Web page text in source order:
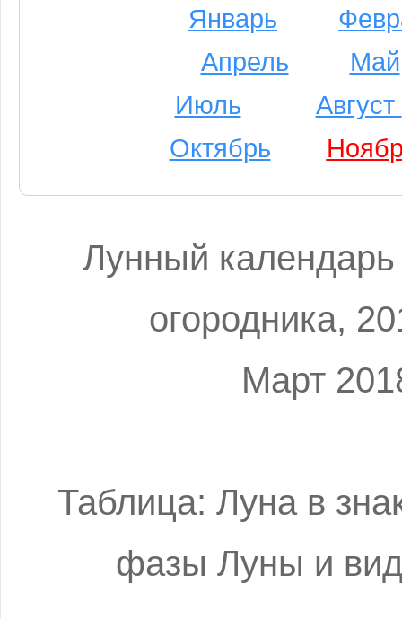
Январь
Апрель
Май
Июль
Август
Октябрь
Лунный
огородника,
Март
Таблица: Луна в
фазы Луны и